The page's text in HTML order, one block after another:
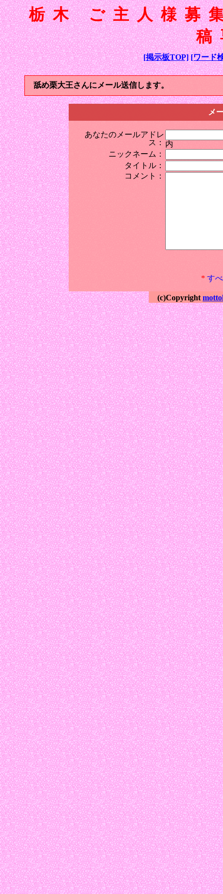
栃木 ご主人様募
[掲示板TOP] [ワード
舐め栗大王さんにメール送信します。
メ
あなたのメールアドレ
ス： 内
ニックネーム：
タイトル：
コメント：
* す
(c)Copyright